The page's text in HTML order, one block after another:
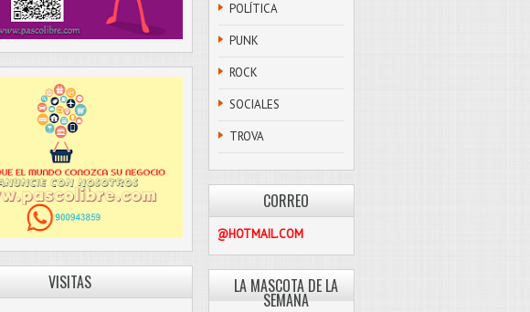
VISITAS
POLÍTICA
PUNK
ROCK
SOCIALES
TROVA
CORREO
PASCOLIBRE@HOTMAIL.COM
LA MASCOTA DE LA
SEMANA